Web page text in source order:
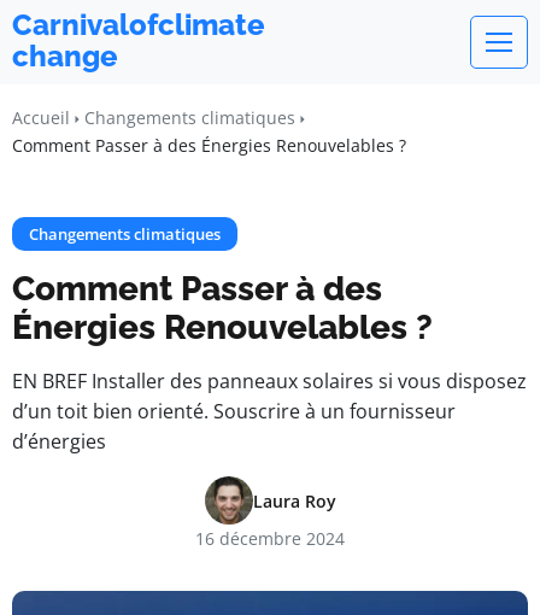
Carnivalofclimate
change
Accueil
Changements climatiques
Comment Passer à des Énergies Renouvelables ?
Changements climatiques
Comment Passer à des
Énergies Renouvelables ?
EN BREF Installer des panneaux solaires si vous disposez
d’un toit bien orienté. Souscrire à un fournisseur
d’énergies
Laura Roy
16 décembre 2024